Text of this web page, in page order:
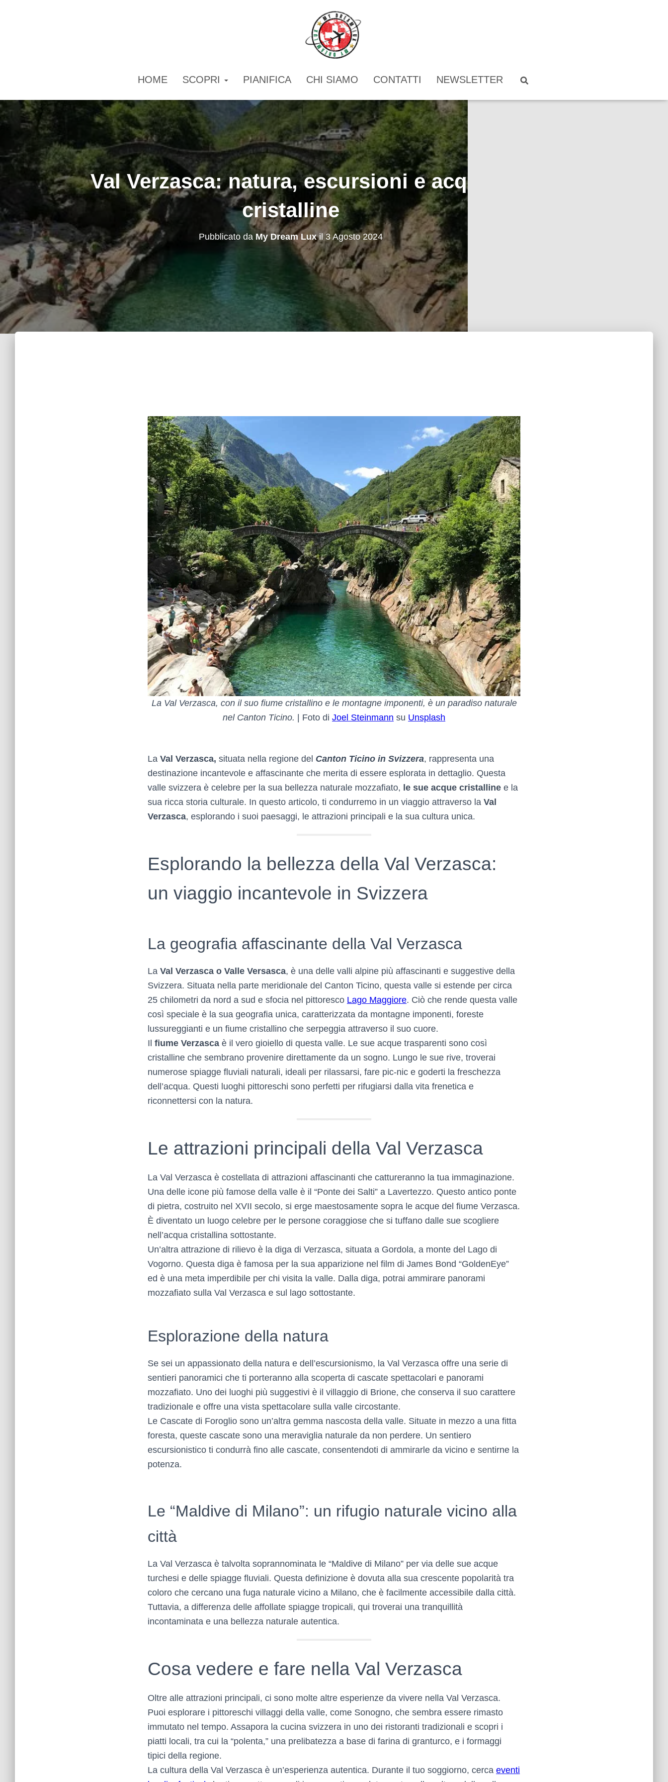
HOME SCOPRI PIANIFICA CHI SIAMO CONTATTI NEWSLETTER
Val Verzasca: natura, escursioni e acque
cristalline
Pubblicato da My Dream Luxil3 Agosto 2024
La Val Verzasca, con il suo fiume cristallino e le montagne imponenti, è un paradiso naturale
nel Canton Ticino.
| Foto di Joel Steinmann su Unsplash
La Val Verzasca, situata nella regione del Canton Ticino in Svizzera, rappresenta una
destinazione incantevole e affascinante che merita di essere esplorata in dettaglio. Questa
valle svizzera è celebre per la sua bellezza naturale mozzafiato, le sue acque cristalline e la
sua ricca storia culturale. In questo articolo, ti condurremo in un viaggio attraverso la Val
Verzasca, esplorando i suoi paesaggi, le attrazioni principali e la sua cultura unica.
Esplorando la bellezza della Val Verzasca:
un viaggio incantevole in Svizzera
La geografia affascinante della Val Verzasca
La Val Verzasca o Valle Versasca, è una delle valli alpine più affascinanti e suggestive della
Svizzera. Situata nella parte meridionale del Canton Ticino, questa valle si estende per circa
25 chilometri da nord a sud e sfocia nel pittoresco Lago Maggiore. Ciò che rende questa valle
così speciale è la sua geografia unica, caratterizzata da montagne imponenti, foreste
lussureggianti e un fiume cristallino che serpeggia attraverso il suo cuore.
Il fiume Verzasca è il vero gioiello di questa valle. Le sue acque trasparenti sono così
cristalline che sembrano provenire direttamente da un sogno. Lungo le sue rive, troverai
numerose spiagge fluviali naturali, ideali per rilassarsi, fare pic-nic e goderti la freschezza
dell’acqua. Questi luoghi pittoreschi sono perfetti per rifugiarsi dalla vita frenetica e
riconnettersi con la natura.
Le attrazioni principali della Val Verzasca
La Val Verzasca è costellata di attrazioni affascinanti che cattureranno la tua immaginazione.
Una delle icone più famose della valle è il “Ponte dei Salti” a Lavertezzo. Questo antico ponte
di pietra, costruito nel XVII secolo, si erge maestosamente sopra le acque del fiume Verzasca.
È diventato un luogo celebre per le persone coraggiose che si tuffano dalle sue scogliere
nell’acqua cristallina sottostante.
Un’altra attrazione di rilievo è la diga di Verzasca, situata a Gordola, a monte del Lago di
Vogorno. Questa diga è famosa per la sua apparizione nel film di James Bond “GoldenEye”
ed è una meta imperdibile per chi visita la valle. Dalla diga, potrai ammirare panorami
mozzafiato sulla Val Verzasca e sul lago sottostante.
Esplorazione della natura
Se sei un appassionato della natura e dell’escursionismo, la Val Verzasca offre una serie di
sentieri panoramici che ti porteranno alla scoperta di cascate spettacolari e panorami
mozzafiato. Uno dei luoghi più suggestivi è il villaggio di Brione, che conserva il suo carattere
tradizionale e offre una vista spettacolare sulla valle circostante.
Le Cascate di Foroglio sono un’altra gemma nascosta della valle. Situate in mezzo a una fitta
foresta, queste cascate sono una meraviglia naturale da non perdere. Un sentiero
escursionistico ti condurrà fino alle cascate, consentendoti di ammirarle da vicino e sentirne la
potenza.
Le “Maldive di Milano”: un rifugio naturale vicino alla
città
La Val Verzasca è talvolta soprannominata le “Maldive di Milano” per via delle sue acque
turchesi e delle spiagge fluviali. Questa definizione è dovuta alla sua crescente popolarità tra
coloro che cercano una fuga naturale vicino a Milano, che è facilmente accessibile dalla città.
Tuttavia, a differenza delle affollate spiagge tropicali, qui troverai una tranquillità
incontaminata e una bellezza naturale autentica.
Cosa vedere e fare nella Val Verzasca
Oltre alle attrazioni principali, ci sono molte altre esperienze da vivere nella Val Verzasca.
Puoi esplorare i pittoreschi villaggi della valle, come Sonogno, che sembra essere rimasto
immutato nel tempo. Assapora la cucina svizzera in uno dei ristoranti tradizionali e scopri i
piatti locali, tra cui la “polenta,” una prelibatezza a base di farina di granturco, e i formaggi
tipici della regione.
La cultura della Val Verzasca è un’esperienza autentica. Durante il tuo soggiorno, cerca eventi